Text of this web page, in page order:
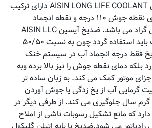
ضدیخ ۱ لیتری آیسین AISIN LONG LIFE COOLANT دارای ترکیب
۵۰/۵۰ می باشد دارای نقطه جوش ۱۱۰ درجه و نقطه انجماد
منفی۳۷ درجه سانتی گراد می باشد. ضدیخ آیسین AISIN LLC
بدون اضافه کردن آب باید استفاده گردد چون به نسبت ۵۰/۵۰
فقط درجه انجماد آب در سیستم خنک
بلکه دمای نقطه جوش را نیز بالا برده وبه
موتور کمک می کند. به زبان ساده تر
گرمایی آب از یخ زدگی یا جوش آوردن
سال جلوگیری می کند. از طرفی دیگر در
که مانع تشکیل رسوبات ناشی از املاح